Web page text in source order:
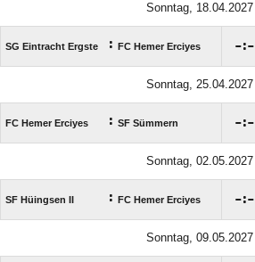
Sonntag, 18.04.2027
SG Eintracht Ergste : FC Hemer Erciyes :
Sonntag, 25.04.2027
FC Hemer Erciyes : SF Sümmern :
Sonntag, 02.05.2027
SF Hüingsen II : FC Hemer Erciyes :
Sonntag, 09.05.2027